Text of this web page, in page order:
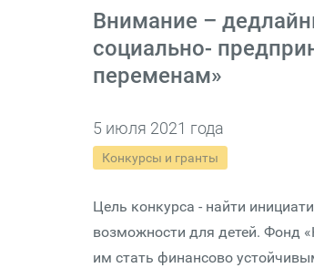
Внимание –
социально-
переменам»
5 июля 2021 года
Конкурсы и гранты
Цель конкурса - найти
возможности для детей. Фонд
им стать финансово